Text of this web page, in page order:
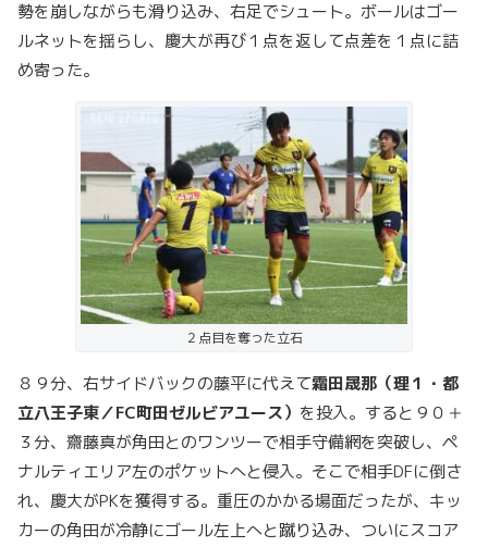
勢を崩しながらも滑り込み、右足でシュート。ボールはゴー
ルネットを揺らし、慶大が再び１点を返して点差を１点に詰
め寄った。
２点目を奪った立石
８９分、右サイドバックの藤平に代えて霜田晟那（理１・都
立八王子東／FC町田ゼルビアユース） を投入。すると９０＋
３分、齋藤真が角田とのワンツーで相手守備網を突破し、ペ
ナルティエリア左のポケットへと侵入。そこで相手DFに倒さ
れ、慶大がPKを獲得する。重圧のかかる場面だったが、キッ
カーの角田が冷静にゴール左上へと蹴り込み、ついにスコア